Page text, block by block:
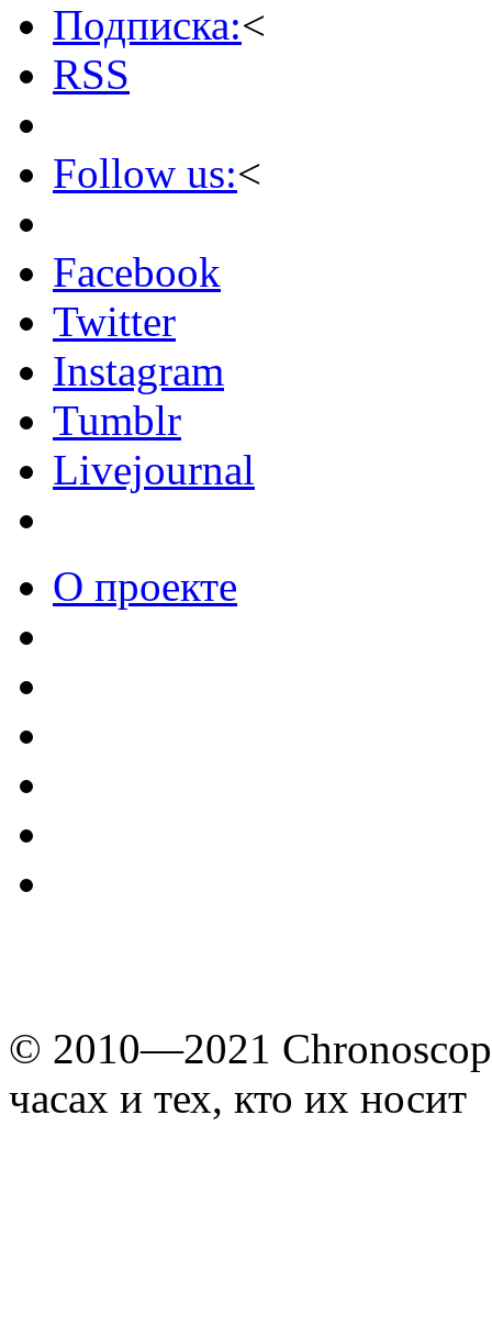
Подписка:<
RSS
Follow us:<
Facebook
Twitter
Instagram
Tumblr
Livejournal
О проекте
© 2010—2021
часах и тех, кто их носит